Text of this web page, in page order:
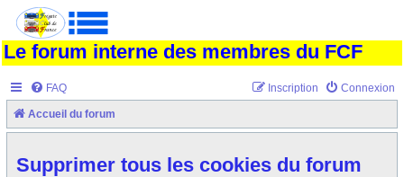
Le forum interne des membres du FCF
FAQ Connexion
Inscription
Accueil du forum
Supprimer tous les cookies du forum